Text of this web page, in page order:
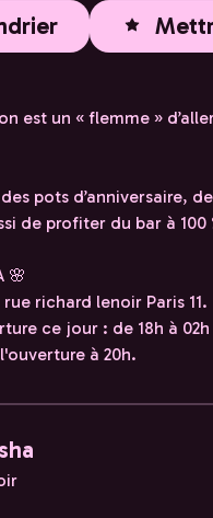
est un « flemme »
pots d’anniversaire,
de profiter du bar à
🌸
richard lenoir Paris 11.
ce jour : de 18h à 02h
à 20h.